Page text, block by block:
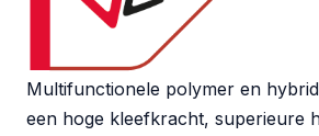
Multifunctionele polymer en
een hoge kleefkracht, superieure